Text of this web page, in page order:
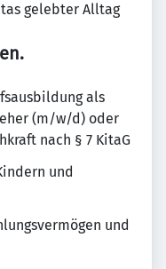
gelebter Alltag
als
(m/w/d) oder
nach § 7 KitaG
und
und